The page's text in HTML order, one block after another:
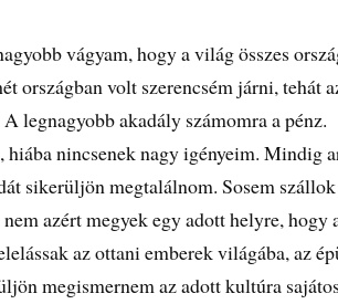
vágyam, hogy a világ összes
országban volt szerencsém járni, tehát
legnagyobb akadály számomra a pénz.
nincsenek nagy igényeim. Mindig
sikerüljön megtalálnom. Sosem
azért megyek egy adott helyre, hogy
az ottani emberek világába, az
megismernem az adott kultúra